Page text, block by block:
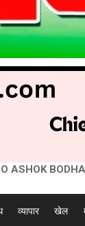
ASHOK BODHA
व्यापार खेल